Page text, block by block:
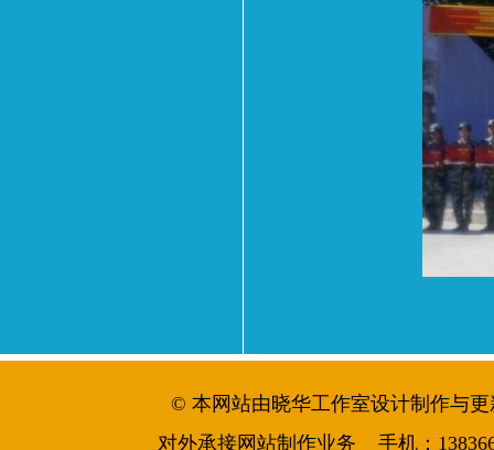
© 本网站由晓华工作室设计制作与更
对外承接网站制作业务 手机：